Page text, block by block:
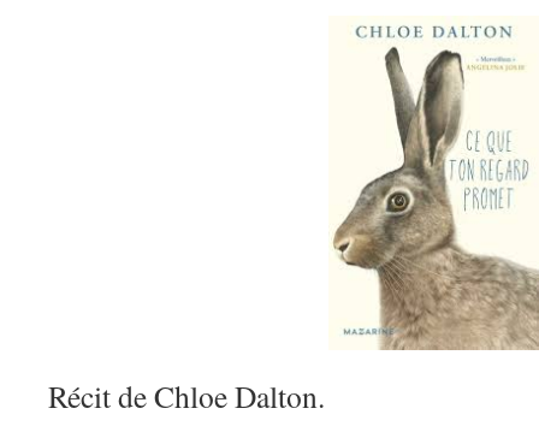
Récit de Chloe Dalton.